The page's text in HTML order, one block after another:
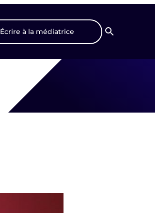
Écrire à la médiatrice
Recherche